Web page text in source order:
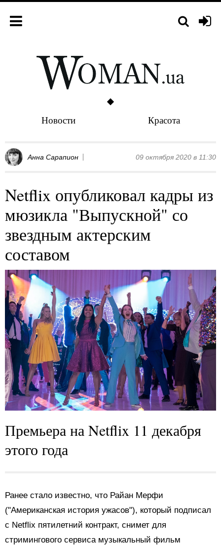
Новости Красота
Анна Сарапион 09 октября 2020 в 11:30
Netflix опубликовал кадры из
мюзикла "Выпускной" со
звездным актерским
составом
Премьера на Netflix 11 декабря
этого года
Ранее стало известно, что Райан Мерфи
("Американская история ужасов"), который подписал
с Netflix пятилетний контракт, снимет для
стримингового сервиса музыкальный фильм